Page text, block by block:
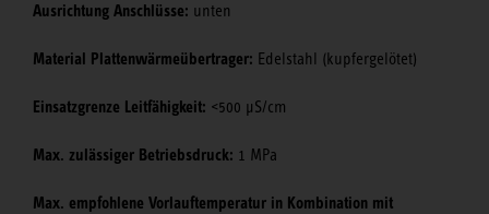
Ausrichtung Anschlüsse: unten
Material Plattenwärmeübertrager: Edelstahl (kupfergelötet)
Einsatzgrenze Leitfähigkeit: <500 μS/cm
Max. zulässiger Betriebsdruck: 1 MPa
Max. empfohlene Vorlauftemperatur in Kombination mit